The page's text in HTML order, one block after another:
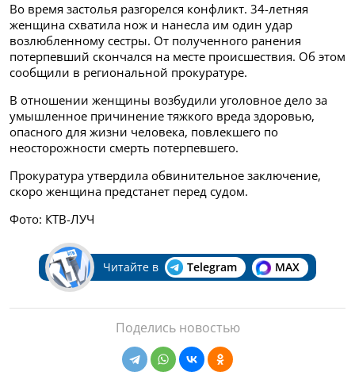
Во время застолья разгорелся конфликт. 34-летняя
женщина схватила нож и нанесла им один удар
возлюбленному сестры. От полученного ранения
потерпевший скончался на месте происшествия. Об этом
сообщили в региональной прокуратуре.
В отношении женщины возбудили уголовное дело за
умышленное причинение тяжкого вреда здоровью,
опасного для жизни человека, повлекшего по
неосторожности смерть потерпевшего.
Прокуратура утвердила обвинительное заключение,
скоро женщина предстанет перед судом.
Фото: КТВ-ЛУЧ
Читайте в Telegram MAX
Поделись новостью